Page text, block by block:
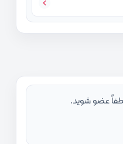
عضو شوید.